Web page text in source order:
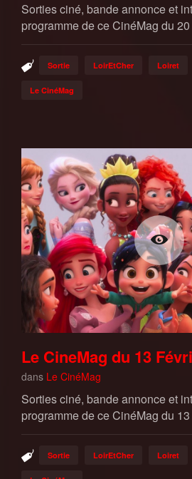
Sorties ciné, bande annonce et
programme de ce CinéMag du
Sortie LoirEtCher Loiret
Le CinéMag
Le CineMag du 13
dans Le CinéMag
Sorties ciné, bande annonce et
programme de ce CinéMag du
Sortie LoirEtCher Loiret